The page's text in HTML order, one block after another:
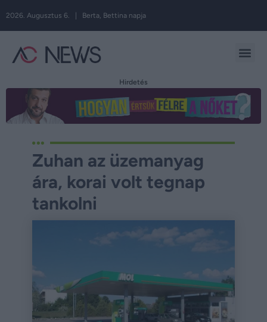
2026. Augusztus 6. | Berta, Bettina napja
Hirdetés
Zuhan az üzemanyag
ára, korai volt tegnap
tankolni